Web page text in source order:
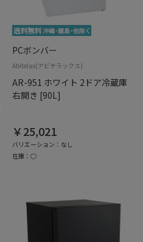
PCボンバー
Abitelax(アビテラックス)
AR-951 ホワイト 2ドア冷蔵庫
右開き [90L]
￥25,021
バリエーション：なし
在庫：○